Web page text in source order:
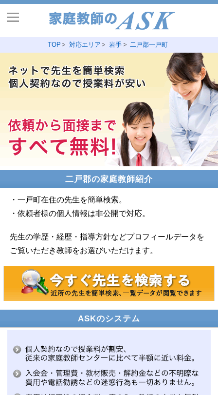
TOP 対応エリア 岩手 二戸郡一戸町
二戸郡の家庭教師紹介
・一戸町在住の先生を簡単検索。
・依頼者様の個人情報は非公開で対応。
先生の学歴・経歴・指導方針などプロフィールデータを
ご覧いただき教師をお選びいただけます。
ASKのシステム